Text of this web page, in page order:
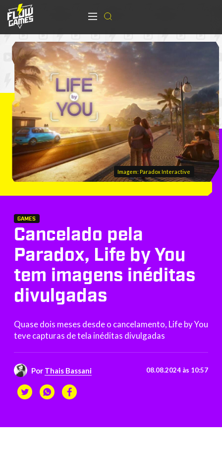
Imagem: Paradox Interactive
GAMES
Cancelado pela
Paradox, Life by You
tem imagens inéditas
divulgadas
Quase dois meses desde o cancelamento, Life by You
teve capturas de tela inéditas divulgadas
Por Thais Bassani 08.08.2024 às 10:57